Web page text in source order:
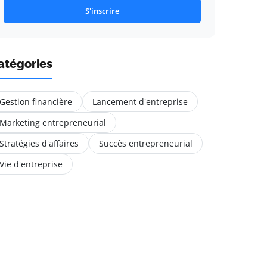
S'inscrire
financière
Lancement d'entreprise
entrepreneurial
d'affaires
Succès entrepreneurial
d'entreprise